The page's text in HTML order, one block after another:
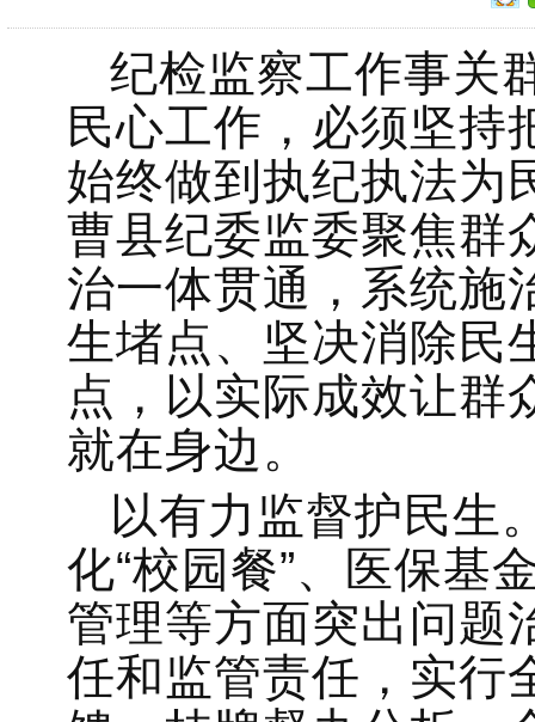
纪检监察工作事关
民心工作，必须坚持
始终做到执纪执法为
曹县纪委监委聚焦群
治一体贯通，系统施
生堵点、坚决消除民
点，以实际成效让群
就在身边。
以有力监督护民生
化“校园餐”、医保基
管理等方面突出问题
任和监管责任，实行